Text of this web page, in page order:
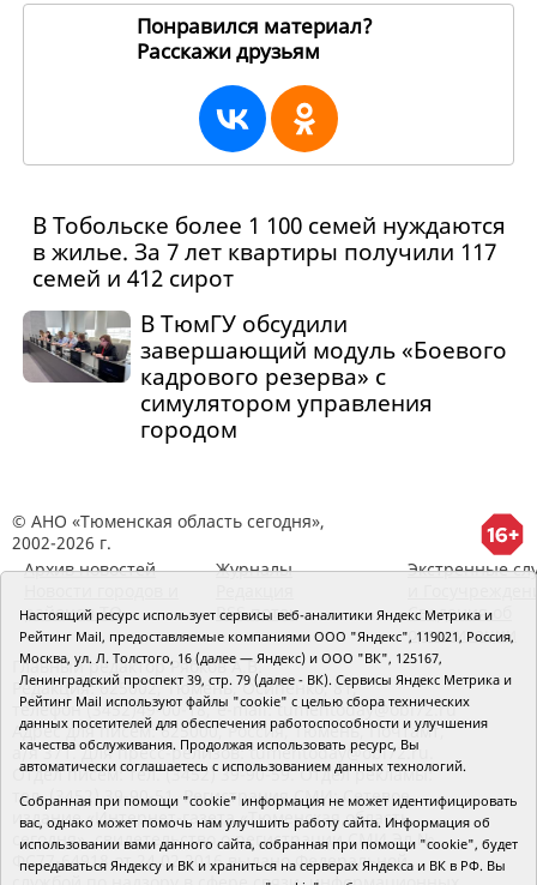
Понравился материал?
Расскажи друзьям
В Тобольске более 1 100 семей нуждаются
в жилье. За 7 лет квартиры получили 117
семей и 412 сирот
В ТюмГУ обсудили
завершающий модуль «Боевого
кадрового резерва» с
симулятором управления
городом
© АНО «Тюменская область сегодня»,
2002-2026 г.
Архив новостей
районов ТО
Журналы
RSS поток
Экстренные
Сведения об
организации
Главный редактор Рябков А.В.
Редакция: 625002, Тюмень, Осипенко, 81,
телефон (3452)49-00-18, e-mail: tumentoday@obl72.ru
Адрес для писем: 625000, Россия, Тюмень, Почтамт,
а/я 371. Для пресс-релизов: tumentoday@obl72.ru.
Отдел писем: тел. (3452) 39-90-59. Отдел рекламы:
тел. (3452) 39-90-51. Регистрация СМИ: Сетевое
издание «Интернет-газета «Тюменская область
сегодня», свидетельство о регистрации СМИ Эл №
ФС77-64918 от 24.02.2016 выдано Федеральной
Настоящий ресурс использует сервисы веб-аналитики Яндекс Метрика и
Рейтинг Mail, предоставляемые компаниями ООО "Яндекс", 119021, Россия,
Москва, ул. Л. Толстого, 16 (далее — Яндекс) и ООО "ВК", 125167,
Ленинградский проспект 39, стр. 79 (далее - ВК). Сервисы Яндекс Метрика и
Рейтинг Mail используют файлы "cookie" с целью сбора технических
данных посетителей для обеспечения работоспособности и улучшения
качества обслуживания. Продолжая использовать ресурс, Вы
автоматически соглашаетесь с использованием данных технологий.
Собранная при помощи "cookie" информация не может идентифицировать
вас, однако может помочь нам улучшить работу сайта. Информация об
использовании вами данного сайта, собранная при помощи "cookie", будет
передаваться Яндексу и ВК и храниться на серверах Яндекса и ВК в РФ. Вы